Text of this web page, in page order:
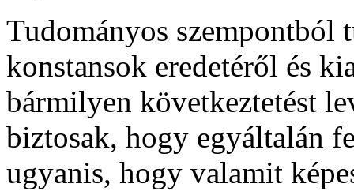
Tudományos szempontból
konstansok eredetéről és
bármilyen következtetést
biztosak, hogy egyáltalán
ugyanis, hogy valamit